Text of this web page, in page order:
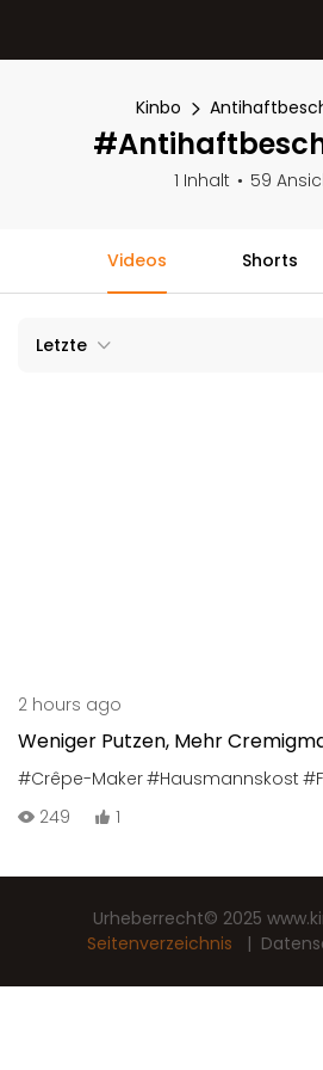
Kinbo
1 Inhalt 59
Videos Shorts
Letzte
2 hours ago
Weniger Putzen, Mehr
Maschine – Kinbo
#Crêpe-Maker#Hausmannskost
249
1
Urheberrecht© 2025
Seitenverzeichnis
|